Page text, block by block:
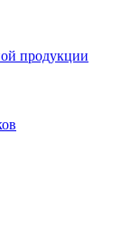
продукции